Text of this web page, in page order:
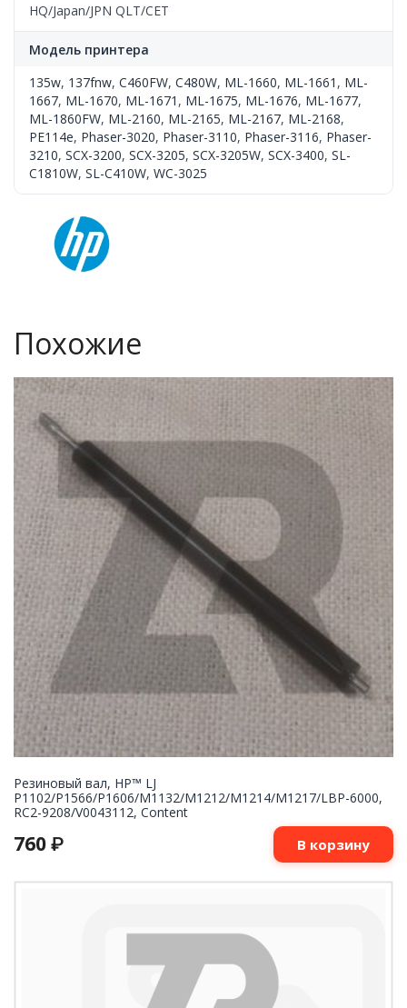
HQ/Japan/JPN QLT/CET
Модель принтера
135w, 137fnw, C460FW, C480W, ML-1660, ML-1661 , ML-
1667, ML-1670, ML-1671 , ML-1675, ML-1676, ML-1677,
ML-1860FW, ML-2160, ML-2165, ML-2167, ML-2168,
PE114e, Phaser-3020, Phaser-3110, Phaser-3116, Phaser-
3210, SCX-3200, SCX-3205, SCX-3205W, SCX-3400, SL-
C1810W, SL-C410W, WC-3025
Похожие
Резиновый вал, HP™ LJ
P1102/P1566/P1606/M1132/M1212/M1214/M1217/LBP-6000,
RC2-9208/V0043112, Content
760 ₽ В корзину